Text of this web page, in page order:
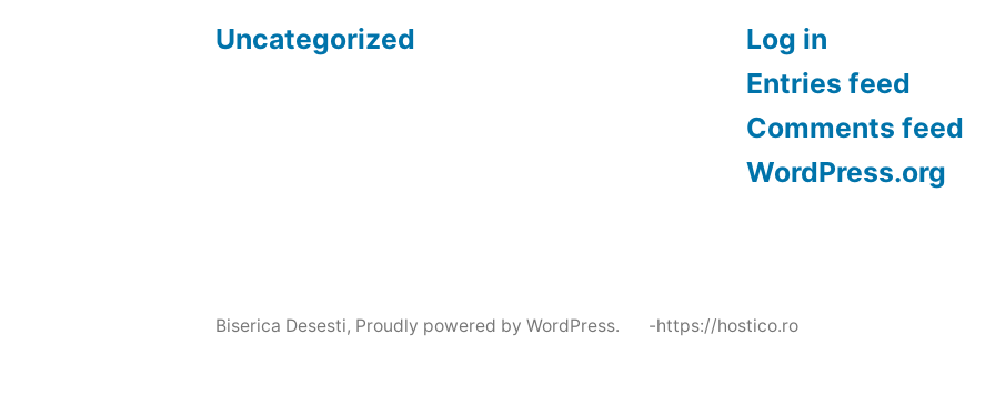
Uncategorized
Log in
Entries feed
Comments feed
WordPress.org
Biserica Desesti, Proudly powered by WordPress. -https://hostico.ro